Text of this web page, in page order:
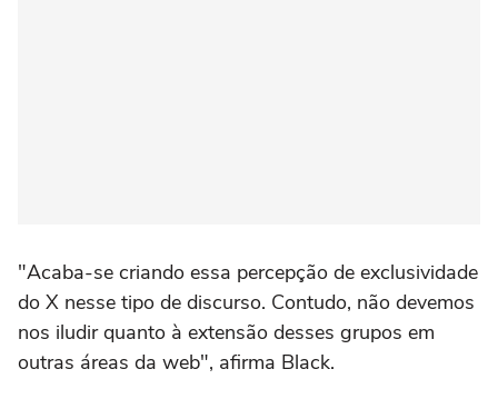
"Acaba-se criando essa percepção de exclusividade
do X nesse tipo de discurso. Contudo, não devemos
nos iludir quanto à extensão desses grupos em
outras áreas da web", afirma Black.